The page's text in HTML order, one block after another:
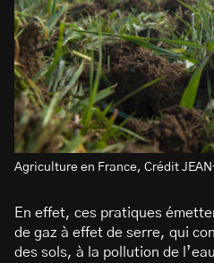
Agriculture en France, Crédit
En effet, ces pratiques
de gaz à effet de serre, qui
des sols, à la pollution de